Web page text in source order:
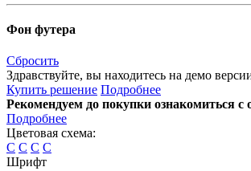
Фон футера
Сбросить
Здравствуйте, вы находитесь на демо
Купить решение Подробнее
Рекомендуем до покупки ознакомиться
Подробнее
Цветовая схема:
C C C C
Шрифт